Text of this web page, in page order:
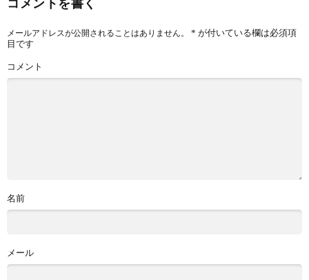
コメントを書く
メールアドレスが公開されることはありません。 * が付いている欄は必須項
目です
コメント
名前
メール